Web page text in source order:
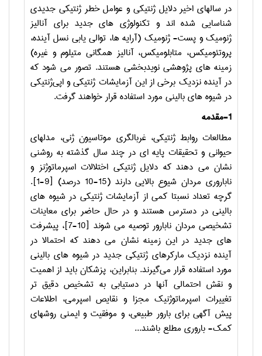
در سالهای اخیر دلایل ژنتیکی و عوامل خطر ژنتیکی جدیدی
شناسایی شده اند و تکنولوژی های جدید برای آنالیز
ژنومیک و پست- ژنومیک (آرایه ها، توالی یابی نسل آینده،
پروتئومیکس، متابلومیکس، آنالیز همگانی متیلوم و غیره)
زمینه های پژوهشی نویدبخشی هستند. تصور می شود که
در آینده نزدیک برخی از این آزمایشات ژنتیکی و اپی‌ژنتیکی
در شیوه های بالینی مورد استفاده قرار خواهند گرفت.
-1مقدمه
مطالعات روابط ژنتیکی، غربالگری موتاسیون ژنی، مدلهای
حیوانی و تحقیقات پایه ای در چند سال گذشته به روشنی
نشان می دهند که دلایل ژنتیکی اختلالات اسپرماتوژنز و
ناباروری مردان شیوع بالایی دارند (15-10 درصد)
]
9-1
[
.
گرچه تعداد نسبتا کمی از آزمایشات ژنتیکی در شیوه های
بالینی در دسترس هستند و در حال حاضر برای معاینات
تشخیصی مردان نابارور توصیه می شوند ]
10-7
[، پیشرفت
های جدید در این زمینه نشان می دهند که احتمالا در
آینده نزدیک مارکرهای ژنتیکی جدید در شیوه های بالینی
مورد استفاده قرار می‌گیرند. بنابراین، پزشکان باید از اهمیت
و نقش احتمالی آنها در دستیابی به تشخیص دقیق تر
تغییرات اسپرماتوژنیک مجزا و نقایص اسپرمی، اطلاعات
پیش آگهی برای بارور طبیعی، و موفقیت و ایمنی روشهای
کمک- باروری مطلع باشند...